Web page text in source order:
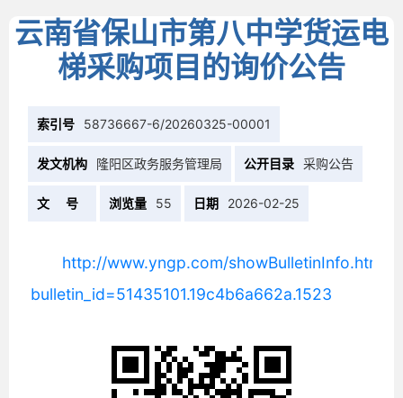
云南省保山市第八中学货运电
梯采购项目的询价公告
索引号 58736667-6/20260325-00001
发文机构 隆阳区政务服务管理局 公开目录 采购公告
文 号 浏览量 55 日期 2026-02-25
http://www.yngp.com/showBulletinInfo.html?
bulletin_id=51435101.19c4b6a662a.1523